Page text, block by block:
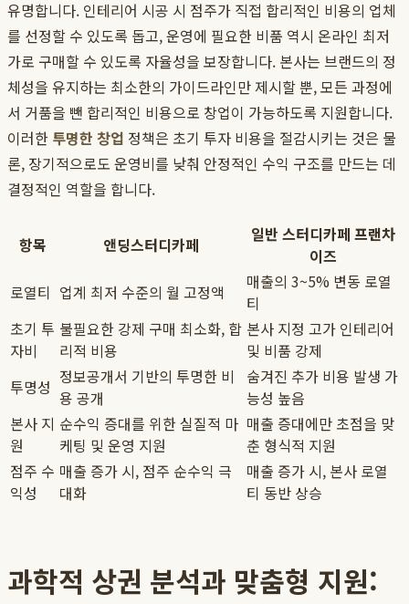
유명합니다. 인테리어 시공 시 점주가 직접 합리적인 비용의 업체
를 선정할 수 있도록 돕고, 운영에 필요한 비품 역시 온라인 최저
가로 구매할 수 있도록 자율성을 보장합니다. 본사는 브랜드의 정
체성을 유지하는 최소한의 가이드라인만 제시할 뿐, 모든 과정에
서 거품을 뺀 합리적인 비용으로 창업이 가능하도록 지원합니다.
이러한 투명한 창업 정책은 초기 투자 비용을 절감시키는 것은 물
론, 장기적으로도 운영비를 낮춰 안정적인 수익 구조를 만드는 데
결정적인 역할을 합니다.
항목 앤딩스터디카페
일반 스터디카페 프랜차
이즈
로열티 업계 최저 수준의 월 고정액
매출의 3~5% 변동 로열
티
초기 투
자비
불필요한 강제 구매 최소화, 합
리적 비용
본사 지정 고가 인테리어
및 비품 강제
투명성 정보공개서 기반의 투명한 비
용 공개
숨겨진 추가 비용 발생 가
능성 높음
본사 지
원
순수익 증대를 위한 실질적 마
케팅 및 운영 지원
매출 증대에만 초점을 맞
춘 형식적 지원
점주 수
익성
매출 증가 시, 점주 순수익 극
대화
매출 증가 시, 본사 로열
티 동반 상승
과학적 상권 분석과 맞춤형 지원: